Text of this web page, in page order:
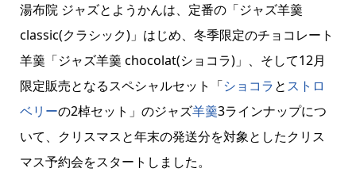
湯布院 ジャズとようかんは、定番の「ジャズ羊羹
classic(クラシック)」はじめ、冬季限定のチョコレート
羊羹「ジャズ羊羹 chocolat(ショコラ)」、そして12月
限定販売となるスペシャルセット「ショコラとストロ
ベリーの2棹セット」のジャズ羊羹3ラインナップにつ
いて、クリスマスと年末の発送分を対象としたクリス
マス予約会をスタートしました。